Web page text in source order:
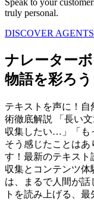
Speak to your
truly personal.
DISCOVER
ナレーター
物語を彩ろう
テキストを声に！自
術徹底解説 「長い
収集したい…」「も
そう感じたことは
す！最新のテキスト
収集とコンテンツ
は、まるで人間が話
トを読み上げる、